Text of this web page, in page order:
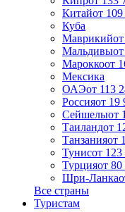
Китайот
Куба
Маврикий
Мальдивы
Мароккоот
Мексика
ОАЭот 113
Россияот 19
Сейшелыот
Таиландот
Танзанияот
Тунисот
Турцияот 80
Шри-Ланка
Все страны
Туристам